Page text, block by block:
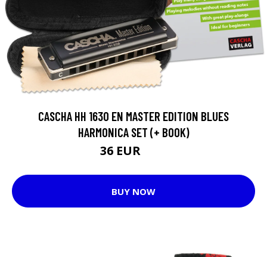
CASCHA HH 1630 EN MASTER EDITION BLUES
HARMONICA SET (+ BOOK)
36 EUR
BUY NOW